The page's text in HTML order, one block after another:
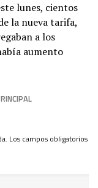
lunes, cientos
la nueva tarifa,
a los
aumento
Los campos obligatorios